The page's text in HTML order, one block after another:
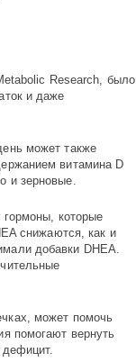
Research, было
и даже
может также
витамина D
и зерновые.
гормоны, которые
снижаются, как и
добавки DHEA.
может помочь
помогают вернуть
дефицит.